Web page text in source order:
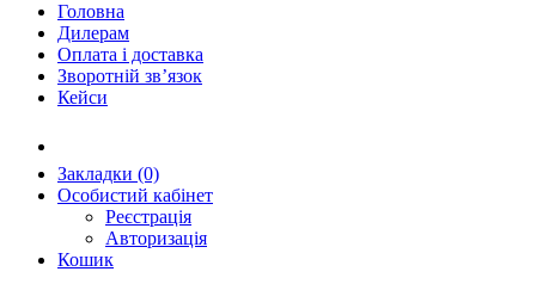
Головна
Дилерам
Оплата і доставка
Зворотній зв’язок
Кейси
Закладки (0)
Особистий кабінет
Реєстрація
Авторизація
Кошик